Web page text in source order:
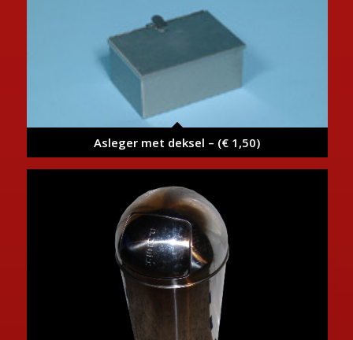
Asleger met deksel – (€ 1,50)